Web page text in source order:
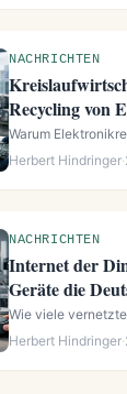
NACHRICHTEN
Recycling von
Warum
Herbert Hindringer·
NACHRICHTEN
Internet der
Geräte die
Wie viele
Herbert Hindringer·